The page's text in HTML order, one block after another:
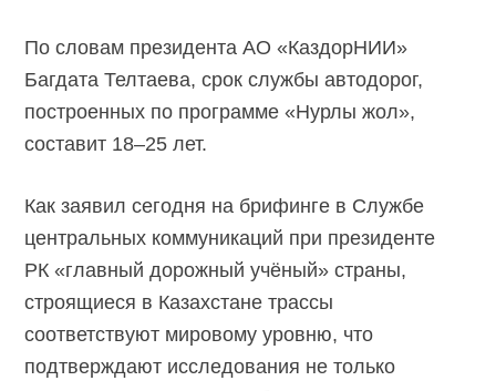
По словам президента АО «КаздорНИИ»
Багдата Телтаева, срок службы автодорог,
построенных по программе «Нурлы жол»,
составит 18–25 лет.
Как заявил сегодня на брифинге в Службе
центральных коммуникаций при президенте
РК «главный дорожный учёный» страны,
строящиеся в Казахстане трассы
соответствуют мировому уровню, что
подтверждают исследования не только